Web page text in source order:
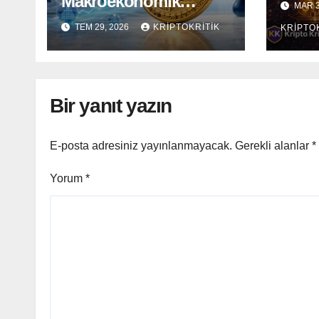
Gelişmeler ve Fed
Kararı Öncesinde
Dalgalı Seyrediyor
TEM 29, 2026 KRIPTOKRITIK
MAR
Bir yanıt yazın
E-posta adresiniz yayınlanmayacak. Gerekli alanlar *
Yorum *